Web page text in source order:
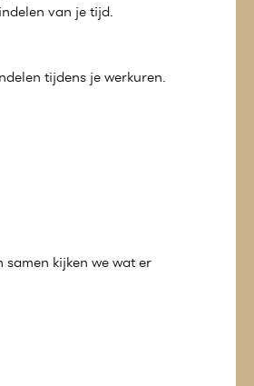
van je tijd.
tijdens je werkuren.
kijken we wat er